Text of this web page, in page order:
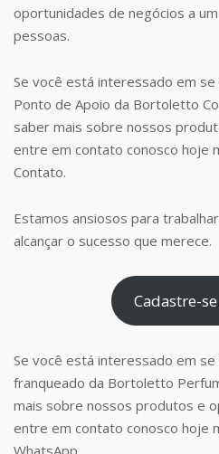
oportunidades de negócios a
pessoas.
Se você está interessado em
Ponto de Apoio da Bortoletto
saber mais sobre nossos
entre em contato conosco hoje
Contato.
Estamos ansiosos para
alcançar o sucesso que merece.
Cadastre-
Se você está interessado em
franqueado da Bortoletto
mais sobre nossos produtos e
entre em contato conosco hoje